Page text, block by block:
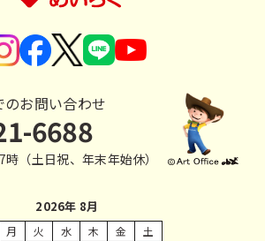
のお問い合わせ
6688
（土日祝、年末年始休）
2026年 8月
月 火 水 木 金
土